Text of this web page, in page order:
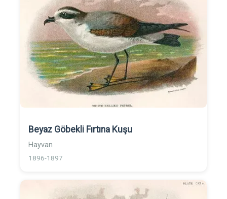
Beyaz Göbekli Fırtına Kuşu
Hayvan
1896-1897